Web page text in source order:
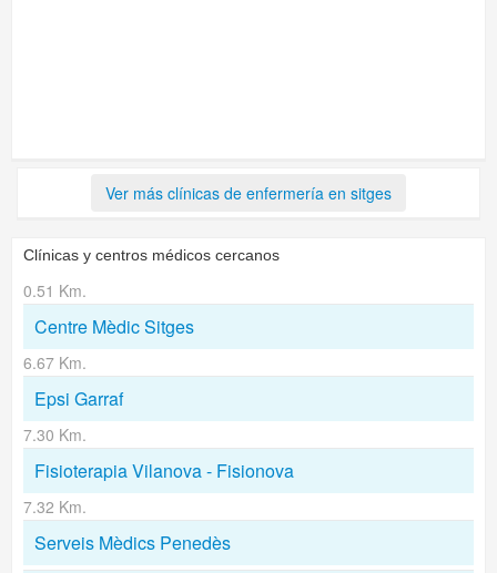
Ver más clínicas de enfermería en sitges
Clínicas y centros médicos cercanos
0.51 Km.
Centre Mèdic Sitges
6.67 Km.
Epsi Garraf
7.30 Km.
Fisioterapia Vilanova - Fisionova
7.32 Km.
Serveis Mèdics Penedès